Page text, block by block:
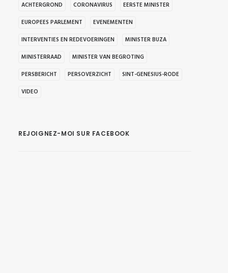
ACHTERGROND CORONAVIRUS
EERSTE MINISTER
EUROPEES PARLEMENT
EVENEMENTEN
INTERVENTIES EN REDEVOERINGEN
MINISTER BUZA
MINISTERRAAD
MINISTER VAN BEGROTING
PERSBERICHT
PERSOVERZICHT
SINT-GENESIUS-RODE
VIDEO
REJOIGNEZ-MOI SUR FACEBOOK